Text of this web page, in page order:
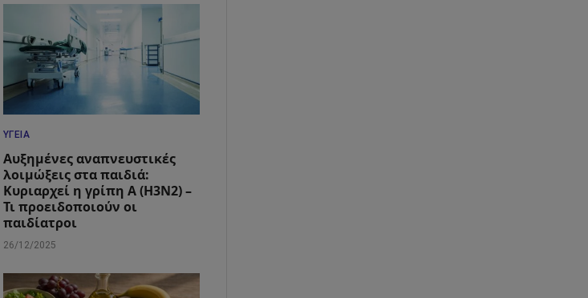
ΥΓΕΊΑ
Αυξημένες αναπνευστικές
λοιμώξεις στα παιδιά:
Κυριαρχεί η γρίπη Α (Η3Ν2) –
Τι προειδοποιούν οι
παιδίατροι
26/12/2025